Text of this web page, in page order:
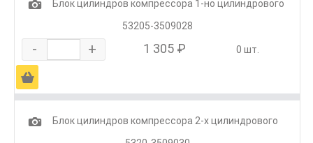
1
Блок цилиндров компрессора 1-но цилиндрового
53205-3509028
- + 1 305 ₽ 0 шт.
Ä
1
Блок цилиндров компрессора 2-х цилиндрового